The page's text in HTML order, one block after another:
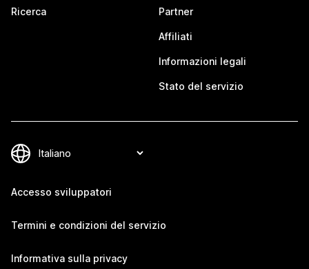
Ricerca Partner
Affiliati
Informazioni legali
Stato del servizio
Accesso sviluppatori
Termini e condizioni del servizio
Informativa sulla privacy